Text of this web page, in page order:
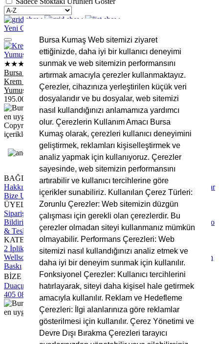
Bursa Kumaş Web sitemizi ziyaret
ettiğinizde, daha iyi bir kullanıcı deneyimi
sunmak ve web sitemizin performansını
artırmak amacıyla çerezler kullanmaktayız.
Çerezler, cihazınıza yerleştirilen küçük veri
dosyalarıdır ve bu dosyalar, web sitemizi
nasıl kullandığınızı anlamamıza yardımcı
olur. Çerezlerin Kullanım Amacı Bursa
Kumaş olarak, çerezleri kullanıcı deneyimini
geliştirmek, reklamları kişiselleştirmek ve
analiz yapmak için kullanıyoruz. Çerezler
sayesinde, web sitemizin performansını
artırabilir ve kullanıcı tercihlerine göre
içerikler sunabiliriz. Kullanılan Çerez Türleri:
Zorunlu Çerezler: Web sitemizin düzgün
çalışması için gerekli olan çerezlerdir. Bu
çerezler olmadan siteyi kullanmanız mümkün
olmayabilir. Performans Çerezleri: Web
sitemizi nasıl kullandığınızı analiz etmek ve
daha iyi bir deneyim sunmak için kullanılır.
Fonksiyonel Çerezler: Kullanıcı tercihlerini
hatırlayarak, siteyi daha kişisel hale getirmek
amacıyla kullanılır. Reklam ve Hedefleme
Çerezleri: İlgi alanlarınıza göre reklamlar
gösterilmesi için kullanılır. Çerez Yönetimi ve
Devre Dışı Bırakma Çerezleri tarayıcı
Yeni Gelenler
★★★★★
Bursa Kumaş
Krem Welsoft Kumaş Mükemmel Kalite – 180 cm En - 270 Gr
Yumuşak ve Sıcak Dokulu
195.00
Copyright © 2025 Bursa Kumaş, Tüm Hakları Saklıdır. Site
içerikleri ve görsellerin izinsiz kullanımı yasaktır.
BAĞLANTILAR
Hakkımızda
Sıkça Sorulan Sorular
Bize Ulaşın
ÜYELİK
Sipariş TakipHesap Numaralarımız Üyelik SözleşmesiÖdeme
Bildirimi Yapın
Mesafeli Satış Sözleşmesi
Kargo
& Teslimat Süreci
KATEGORİLER
2 İplik Kumaş3 İplik Kumaşİnterlok KumaşKadife Kumaş
Wellsoft Kumaş
Polar Kumaş
Rotasyon
Baskı
BİZE ULAŞIN
Duaçınar Mah 2. Belde Sokak No:4/1 No: 1 Yıldırım/Bursa0224
405 08 16
info@bursakumas.com.tr